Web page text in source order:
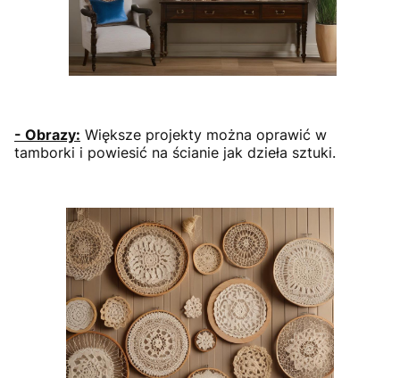
- Obrazy: Większe projekty można oprawić w
tamborki i powiesić na ścianie jak dzieła sztuki.